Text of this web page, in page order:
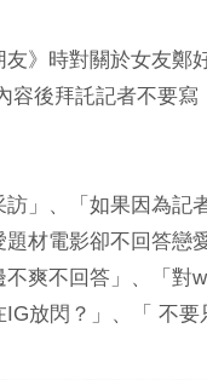
》時對關於女友鄭
容後拜託記者不要寫
」、「如果因為記
材電影卻不回答戀
爽不回答」、「對
放閃？」、「 不